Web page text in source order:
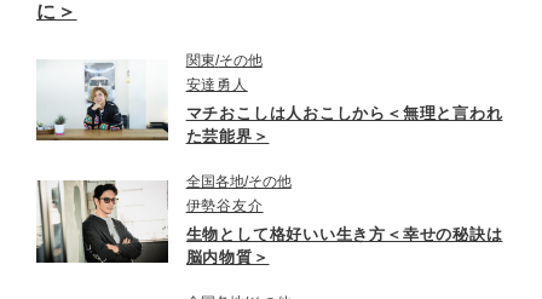
に＞
関東 その他
安達勇人
マチおこしは人おこしから＜無理と言われ
た芸能界＞
全国各地 その他
伊勢谷友介
生物として格好いい生き方＜幸せの秘訣は
脳内物質＞